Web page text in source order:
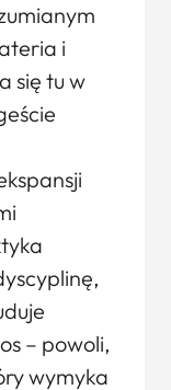
i
się tu w
– powoli,
wymyka